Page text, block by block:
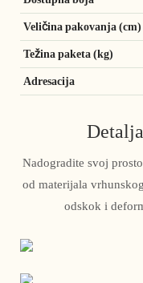
Veličina pakovanja (cm)
Težina paketa (kg)
Adresacija
Nadogradite svoj
od materijala
odskok i